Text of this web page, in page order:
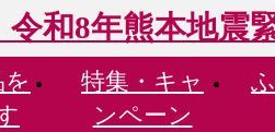
令和8年熊本地震
特集・ キャ
ンペーン